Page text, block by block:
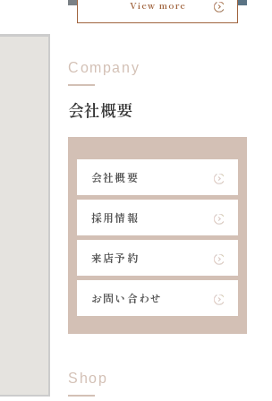
View more
Company
会社概要
会社概要
採用情報
来店予約
お問い合わせ
Shop